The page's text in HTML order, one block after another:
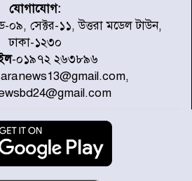
চরে বিপদে পড়া কচ্ছপ উদ্ধার
অবমুক্ত
পৌঁছে নির্ধারিত কর্মসূচিতে
দিয়েছেন প্রধানমন্ত্রী
সাংবাদিক সংস্থার পিরোজপুর
জেলা কমিটি অনুমোদন
যোগাযোগ:
সেক্টর-১১, উত্তরা মডেল টাউন,
ঢাকা-১২৩০
-০১৯৭২ ২৬৩৮৯৬